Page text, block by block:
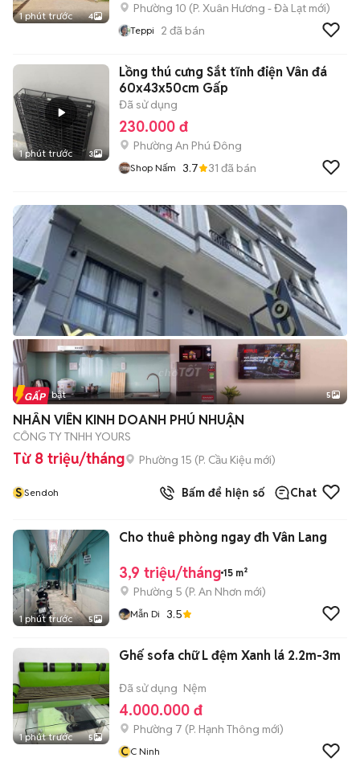
1 phút trước 4
Phường 10 (P. Xuân Hương - Đà Lạt mới)
Teppi 2 đã bán
1 phút trước 3
Lồng thú cưng Sắt tĩnh điện Vân đá
60x43x50cm Gấp
Đã sử dụng
230.000 đ
Phường An Phú Đông
Shop Nấm 3.7 31 đã bán
Tin nổi bật 5
NHÂN VIÊN KINH DOANH PHÚ NHUẬN
CÔNG TY TNHH YOURS
Từ 8 triệu/tháng Phường 15 (P. Cầu Kiệu mới)
S Sendoh Bấm để hiện số Chat
1 phút trước 5
Cho thuê phòng ngay đh Vân Lang
3,9 triệu/tháng 15 m²
Phường 5 (P. An Nhơn mới)
Mẫn Di 3.5
1 phút trước 5
Ghế sofa chữ L đệm Xanh lá 2.2m-3m
Đã sử dụng Nệm
4.000.000 đ
Phường 7 (P. Hạnh Thông mới)
CC Ninh